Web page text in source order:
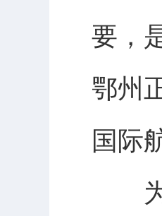
要，
鄂州
国际
为